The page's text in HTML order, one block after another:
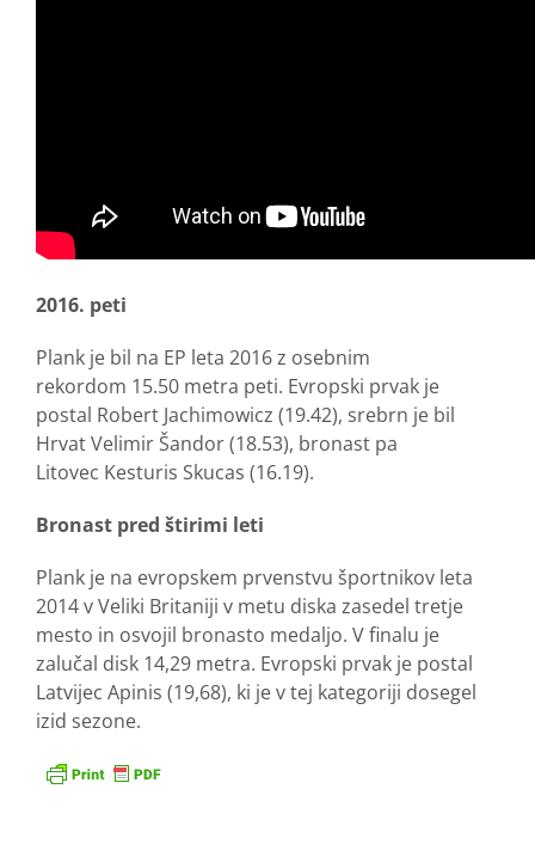
2016. peti
Plank je bil na EP leta 2016 z osebnim
rekordom 15.50 metra peti. Evropski prvak je
postal Robert Jachimowicz (19.42), srebrn je bil
Hrvat Velimir Šandor (18.53), bronast pa
Litovec Kesturis Skucas (16.19).
Bronast pred štirimi leti
Plank je na evropskem prvenstvu športnikov leta
2014 v Veliki Britaniji v metu diska zasedel tretje
mesto in osvojil bronasto medaljo. V finalu je
zalučal disk 14,29 metra. Evropski prvak je postal
Latvijec Apinis (19,68), ki je v tej kategoriji dosegel
izid sezone.